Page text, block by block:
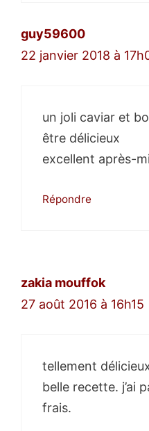
guy59600
22 janvier 2018 à
un joli caviar et
être délicieux
excellent après-
Répondre
zakia mouffok
27 août 2016 à 16h15
tellement
belle recette. j’ai
frais.